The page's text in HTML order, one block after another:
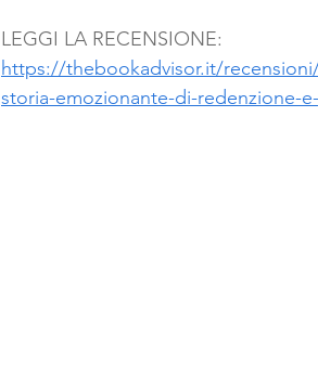
LEGGI LA RECENSIONE:
https://thebookadvisor.it/
storia-emozionante-di-redenzione-